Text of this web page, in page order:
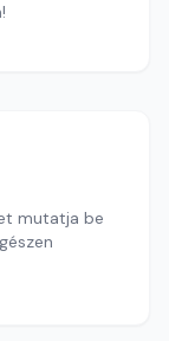
mutatja be